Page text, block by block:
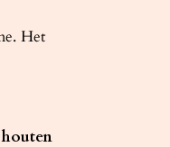
Het